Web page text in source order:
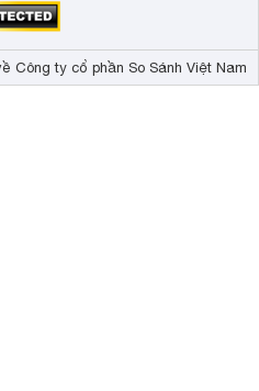
Công ty cổ phần So Sánh Việt Nam